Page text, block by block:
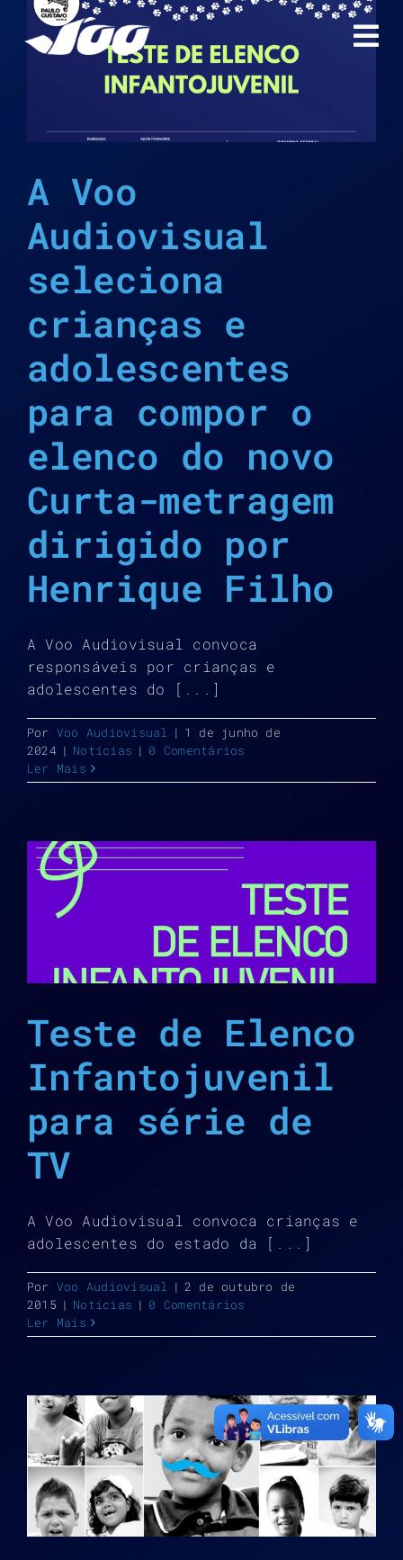
para
A Voo
Audiovisual
seleciona
crianças e
adolescentes
para compor o
elenco do novo
Curta-metragem
dirigido por
Henrique Filho
A Voo Audiovisual convoca
responsáveis por crianças e
adolescentes do [...]
Por Voo Audiovisual | 1 de junho de
2024 | Notícias | 0 Comentários
Ler Mais
Teste de Elenco
Infantojuvenil
para série de
TV
A Voo Audiovisual convoca crianças e
adolescentes do estado da [...]
Por Voo Audiovisual | 2 de outubro de
2015 | Notícias | 0 Comentários
Ler Mais